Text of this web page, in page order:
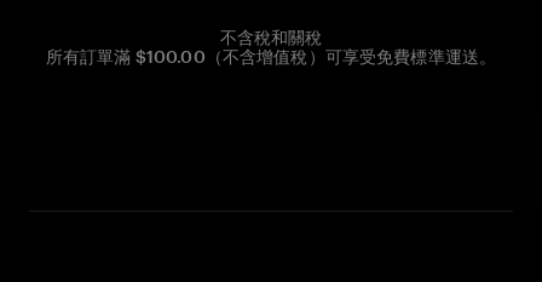
不含稅和關稅
所有訂單滿 $100.00（不含增值稅）可享受免費標準運送。